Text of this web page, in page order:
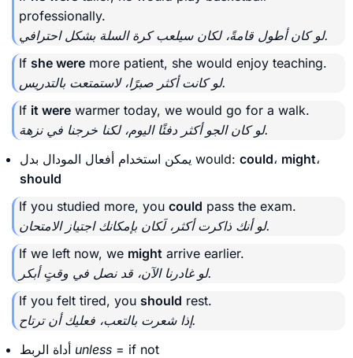
professionally.
لو كان أطول قامةً، لكان سيلعب كرة السلة بشكل احترافي.
If she were more patient, she would enjoy teaching.
لو كانت أكثر صبرًا، لاستمتعت بالتدريس.
If it were warmer today, we would go for a walk.
لو كان الجو أكثر دفئًا اليوم، لكنا خرجنا في نزهة.
يمكن استخدام أفعال المودال بدل would: could، might،
should
If you studied more, you could pass the exam.
لو أنك ذاكرت أكثر، لَكان بإمكانك اجتياز الامتحان.
If we left now, we might arrive earlier.
لو غادرنا الآن، قد نصل في وقتٍ أبكر.
If you felt tired, you should rest.
إذا شعرت بالتعب، فعليك أن ترتاح.
unless = if not